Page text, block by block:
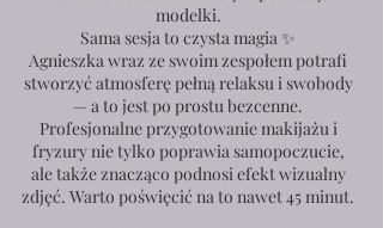
modelki.
Sama sesja to czysta magia ✨
Agnieszka wraz ze swoim zespołem potrafi
stworzyć atmosferę pełną relaksu i swobody
— a to jest po prostu bezcenne.
Profesjonalne przygotowanie makijażu i
fryzury nie tylko poprawia samopoczucie,
ale także znacząco podnosi efekt wizualny
zdjęć. Warto poświęcić na to nawet 45 minut.